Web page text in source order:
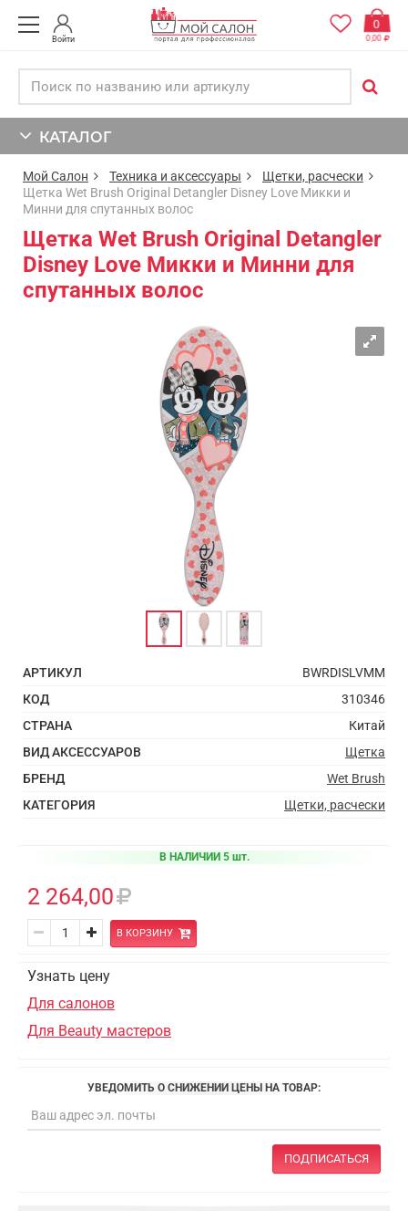
Войти
0
0,00
КАТАЛОГ
Мой Салон Техника и аксессуары
Щетки, расчески
Щетка Wet Brush Original Detangler Disney Love Микки и
Минни для спутанных волос
Щетка Wet Brush Original Detangler
Disney Love Микки и Минни для
спутанных волос
АРТИКУЛ
BWRDISLVMM
КОД
310346
СТРАНА
Китай
ВИД АКСЕССУАРОВ
Щетка
БРЕНД
Wet Brush
КАТЕГОРИЯ
Щетки, расчески
В НАЛИЧИИ 5 шт.
2 264,00
В КОРЗИНУ
Узнать цену
Для салонов
Для Beauty мастеров
УВЕДОМИТЬ О СНИЖЕНИИ ЦЕНЫ НА ТОВАР:
ПОДПИСАТЬСЯ